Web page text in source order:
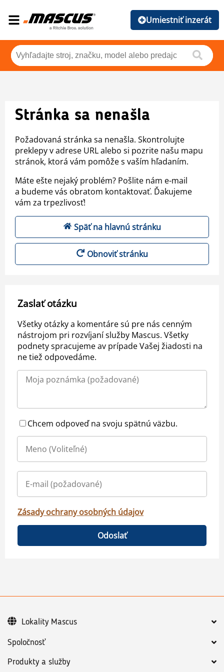
Umiestniť inzerát
Stránka sa nenašla
Požadovaná stránka sa nenašla. Skontrolujte
preklepy v adrese URL alebo si pozrite našu mapu
stránok, ktorá vám pomôže s vaším hľadaním.
Máte ešte nejaký problém? Pošlite nám e-mail
a budeme vás obratom kontaktovať. Ďakujeme
vám za trpezlivosť!
Späť na hlavnú stránku
Obnoviť stránku
Zaslať otázku
Všetky otázky a komentáre sú pre nás cenným
nástrojom pri rozvíjaní služby Mascus. Všetky
podnety spracujeme av prípade Vašej žiadosti na
ne tiež odpovedáme.
Chcem odpoveď na svoju spätnú väzbu.
Zásady ochrany osobných údajov
Odoslať
Spoločnosť
Produkty a služby
Lokality Mascus